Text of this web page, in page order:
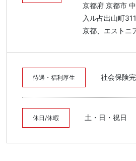
京都府 京都市
入ル占出山町
京都、エストニ
待遇・福利厚生 社会保険
休日/休暇 土・日・祝日